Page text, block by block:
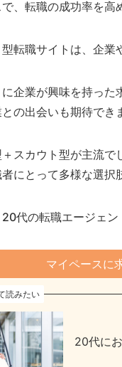
、転職の成功率を高
転職サイトは、企業
企業が興味を持っ
の出会いも期待でき
スカウト型が主流
にとって多様な選択
代の転職エージェ
マイペースに
読みたい
20代に